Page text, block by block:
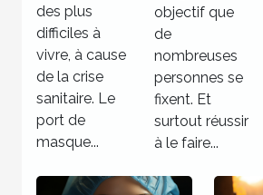
des plus
difficiles à
vivre, à cause
de la crise
sanitaire. Le
port de
masque...
objectif que
de
nombreuses
personnes se
fixent. Et
surtout réussir
à le faire...